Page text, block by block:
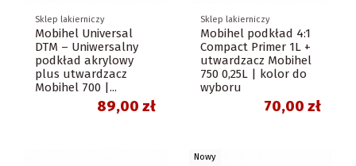
Sklep lakierniczy
Mobihel Universal
DTM – Uniwersalny
podkład akrylowy
plus utwardzacz
Mobihel 700 |...
89,00 zł
Sklep lakierniczy
Mobihel podkład 4:1
Compact Primer 1L +
utwardzacz Mobihel
750 0,25L | kolor do
wyboru
70,00 zł
Nowy